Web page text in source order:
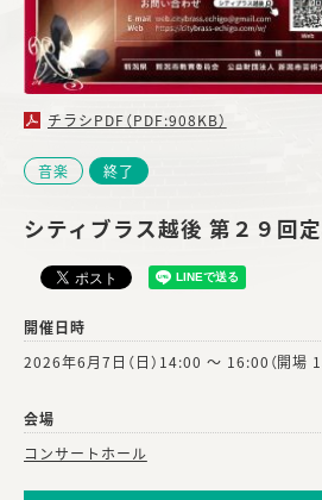
チラシPDF（PDF:908KB）
音楽 終了
シティブラス越後 第２９回
開催日時
2026年6月7日（日） 14:00 ～ 16:00（開場
会場
コンサートホール